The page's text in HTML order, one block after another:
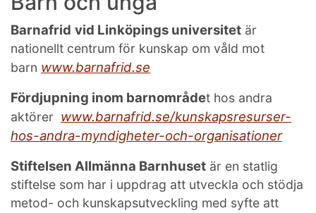
Barnafrid vid Linköpings universitet är
nationellt centrum för kunskap om våld mot
barn www.barnafrid.se
Fördjupning inom barnområdet hos andra
aktörer www.barnafrid.se/kunskapsresurser-
hos-andra-myndigheter-och-organisationer
Stiftelsen Allmänna Barnhuset är en statlig
stiftelse som har i uppdrag att utveckla och stödja
metod- och kunskapsutveckling med syfte att